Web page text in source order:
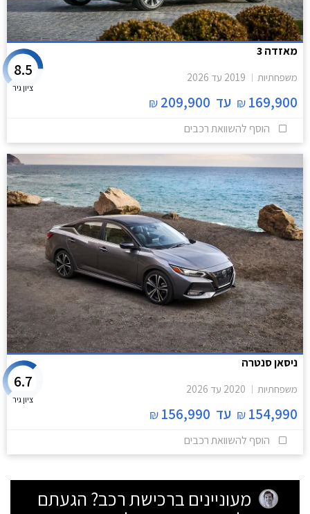
מאזדה 3
משפחתיות 2019 עד 2026
169,900
₪ עד 209,900
₪
8.5
ציון גיר
הוסף להשוואת רכבים
ניסאן סנטרה
משפחתיות 2020 עד 2026
154,990
₪ עד 156,990
₪
6.7
ציון גיר
הוסף להשוואת רכבים
מעוניינים ברכישת רכב? הגעתם